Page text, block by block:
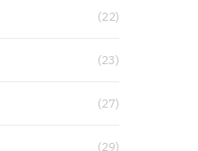
(22)
(23)
(27)
(29)